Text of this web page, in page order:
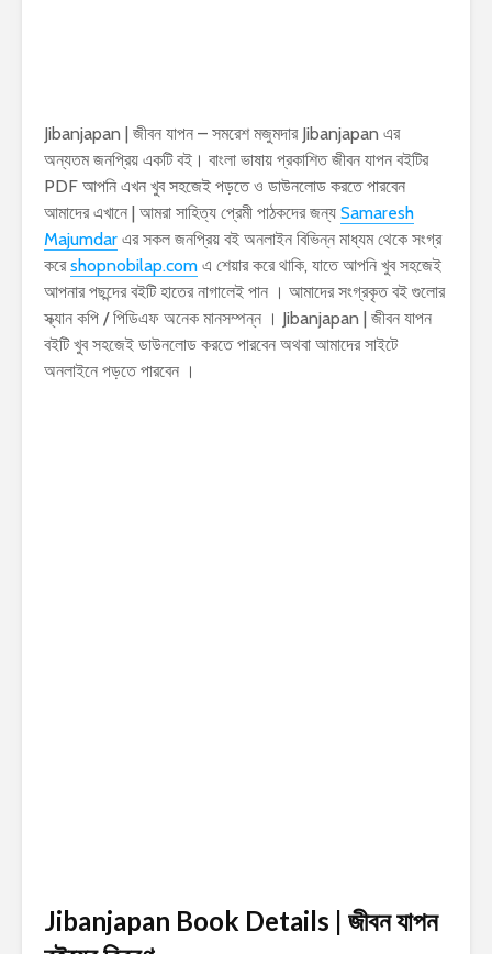
Jibanjapan | জীবন যাপন – সমরেশ মজুমদার Jibanjapan এর
অন্যতম জনপ্রিয় একটি বই। বাংলা ভাষায় প্রকাশিত জীবন যাপন বইটির
PDF আপনি এখন খুব সহজেই পড়তে ও ডাউনলোড করতে পারবেন
আমাদের এখানে | আমরা সাহিত্য প্রেমী পাঠকদের জন্য Samaresh
Majumdar এর সকল জনপ্রিয় বই অনলাইন বিভিন্ন মাধ্যম থেকে সংগ্র
করেshopnobilap.com এ শেয়ার করে থাকি, যাতে আপনি খুব সহজেই
আপনার পছন্দের বইটি হাতের নাগালেই পান । আমাদের সংগ্রকৃত বই গুলোর
স্ক্যান কপি / পিডিএফ অনেক মানসম্পন্ন । Jibanjapan | জীবন যাপন
বইটি খুব সহজেই ডাউনলোড করতে পারবেন অথবা আমাদের সাইটে
অনলাইনে পড়তে পারবেন ।
Jibanjapan Book Details | জীবন যাপন